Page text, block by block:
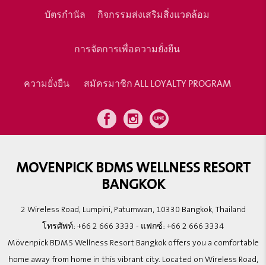
บัตรกำนัล กิจกรรมส่งเสริมสิ่งแวดล้อม
การจัดการเพื่อความยั่งยืน
ความยั่งยืน สมัครมาชิก ALL LOYALTY PROGRAM
MOVENPICK BDMS WELLNESS RESORT
BANGKOK
2 Wireless Road, Lumpini, Patumwan, 10330 Bangkok, Thailand
โทรศัพท์: +66 2 666 3333 - แฟกซ์: +66 2 666 3334
Mövenpick BDMS Wellness Resort Bangkok offers you a comfortable
home away from home in this vibrant city. Located on Wireless Road,